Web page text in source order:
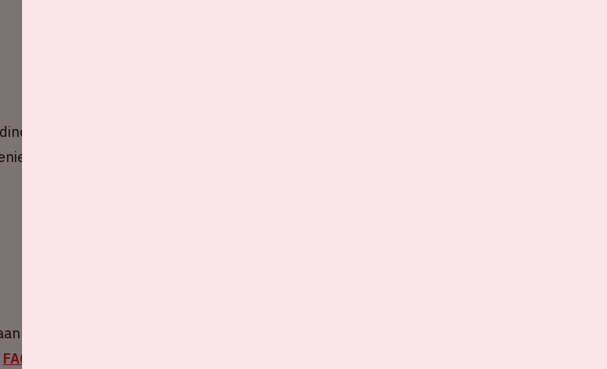
in de Johan Cruijff ArenA!
van Harry Styles.
de Johan Cruijff ArenA. Heb
FAQ